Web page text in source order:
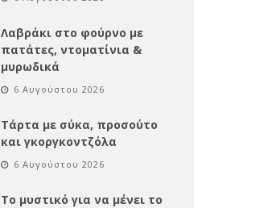
Λαβράκι στο φούρνο με
πατάτες, ντοματίνια &
μυρωδικά
6 Αυγούστου 2026
Τάρτα με σύκα, προσούτο
και γκοργκοντζόλα
6 Αυγούστου 2026
Το μυστικό για να μένει το